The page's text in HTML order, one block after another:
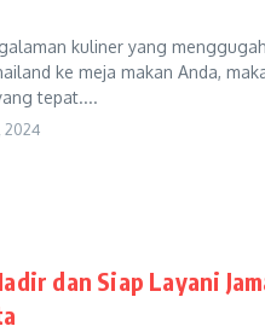
kuliner yang
ke meja makan Anda,
tepat....
2024
dan Siap Layani